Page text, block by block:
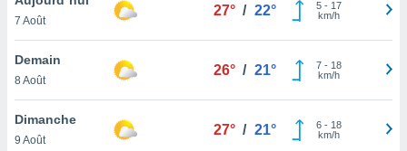
et
»,
au
vous
qu'ils
7 Août
27° / 22° 5- 17
km/h
Demain
8 Août
26° / 21° 7- 18
km/h
Dimanche
9 Août
27° / 21° 6- 18
km/h